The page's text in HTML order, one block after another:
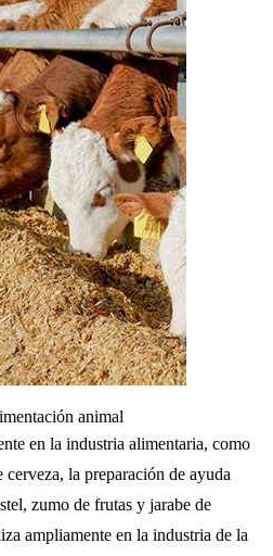
animal
en la industria alimentaria, como
la preparación de ayuda
zumo de frutas y jarabe de
ampliamente en la industria de la